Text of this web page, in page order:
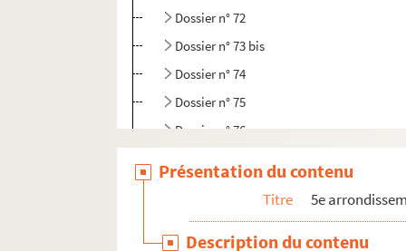
Dossier n° 72
Dossier n° 73 bis
Dossier n° 74
Dossier n° 75
Dossier n° 76
Dossier n° 81 bis
Présentation du contenu
Titre 5e
Description du contenu